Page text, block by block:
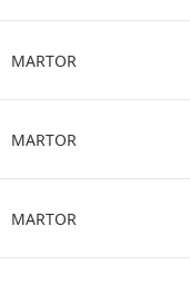
MARTOR
MARTOR
MARTOR